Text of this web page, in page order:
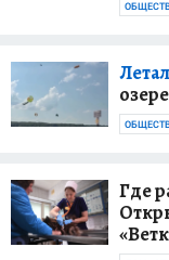
Где